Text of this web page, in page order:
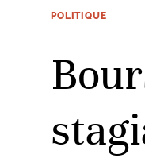
POLITIQUE